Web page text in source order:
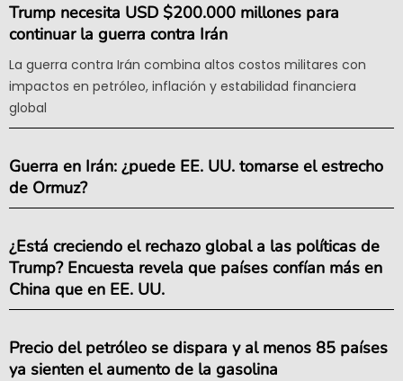
Trump necesita USD $200.000 millones para
continuar la guerra contra Irán
La guerra contra Irán combina altos costos militares con
impactos en petróleo, inflación y estabilidad financiera
global
Guerra en Irán: ¿puede EE. UU. tomarse el estrecho
de Ormuz?
¿Está creciendo el rechazo global a las políticas de
Trump? Encuesta revela que países confían más en
China que en EE. UU.
Precio del petróleo se dispara y al menos 85 países
ya sienten el aumento de la gasolina